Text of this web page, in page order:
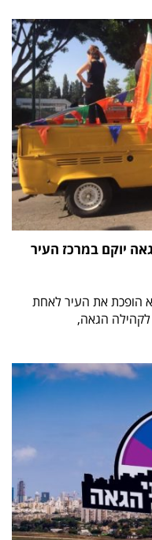
יוקם במרכז העיר
הופכת את העיר לאחת
הגאה,